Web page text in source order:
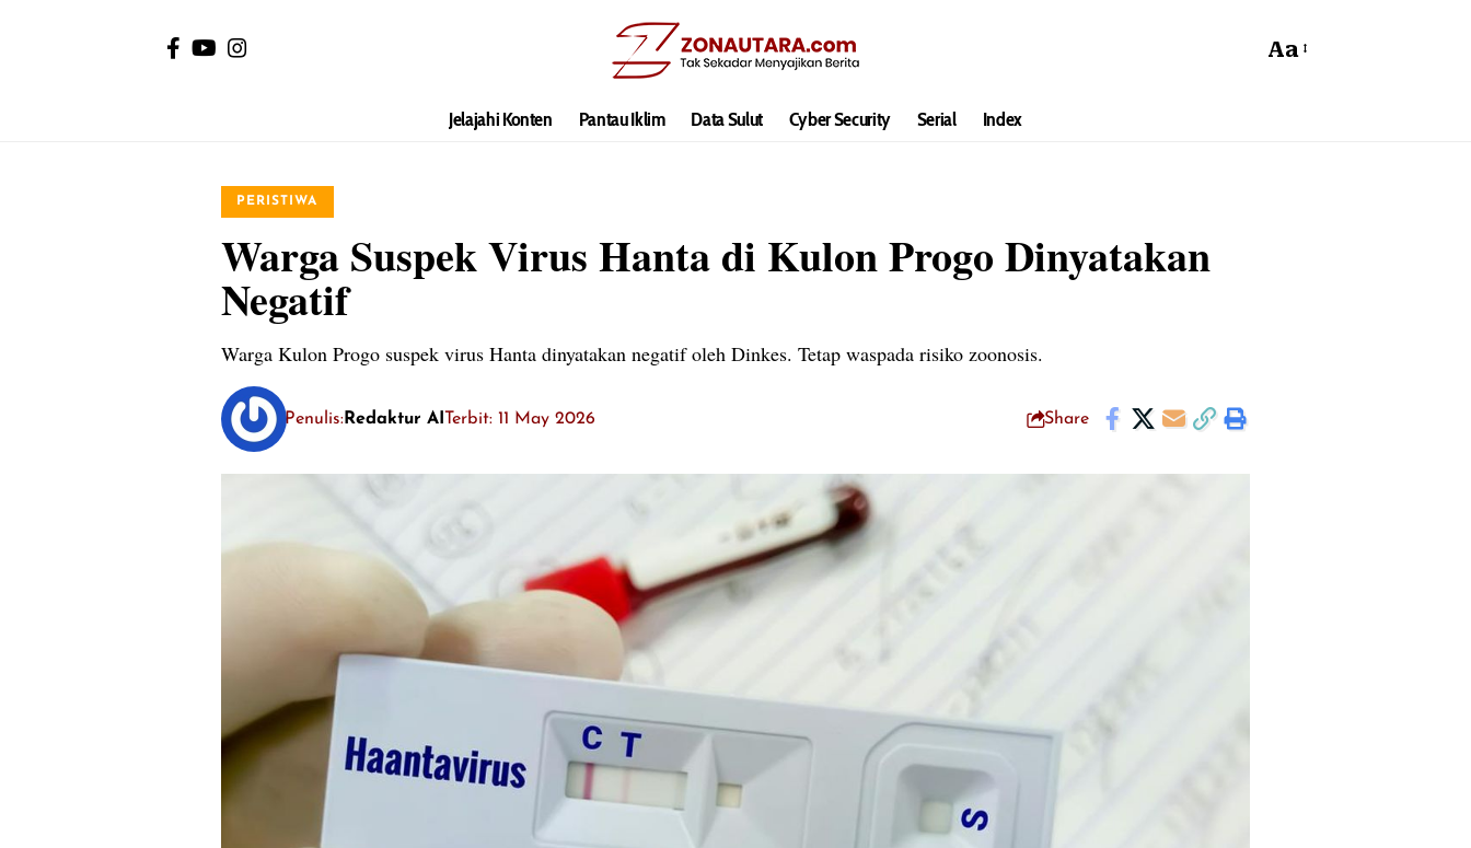
Aa
Jelajahi Konten Pantau Iklim Data Sulut Cyber Security Serial Index
PERISTIWA
Warga Suspek Virus Hanta di Kulon Progo Dinyatakan
Negatif
Warga Kulon Progo suspek virus Hanta dinyatakan negatif oleh Dinkes. Tetap waspada risiko zoonosis.
Penulis:Redaktur AI Terbit: 11 May 2026 Share